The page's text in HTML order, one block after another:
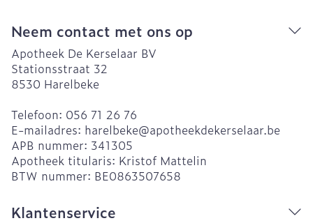
Neem contact met ons op
Apotheek De Kerselaar BV
Stationsstraat 32
8530 Harelbeke
Telefoon: 056 71 26 76
E-mailadres: harelbeke@apotheekdekerselaar.be
APB nummer: 341305
Apotheek titularis: Kristof Mattelin
BTW nummer: BE0863507658
Klantenservice